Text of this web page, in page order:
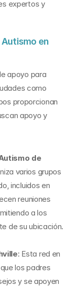
expertos y
en
apoyo para
como
proporcionan
apoyo y
de
varios grupos
incluidos en
reuniones
a los
de su ubicación.
: Esta red en
los padres
y se apoyen